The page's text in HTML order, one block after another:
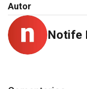
Autor
Notife